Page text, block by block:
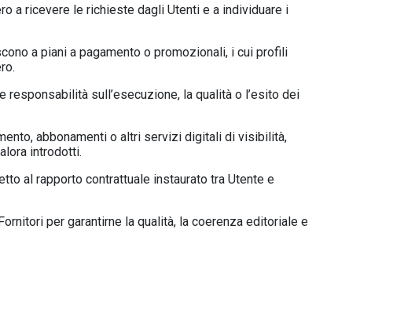
a ricevere le richieste dagli Utenti e a individuare i
a piani a pagamento o promozionali, i cui profili
sull’esecuzione, la qualità o l’esito dei
abbonamenti o altri servizi digitali di visibilità,
introdotti.
al rapporto contrattuale instaurato tra Utente e
per garantirne la qualità, la coerenza editoriale e